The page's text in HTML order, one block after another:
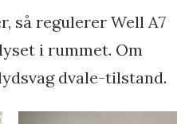
så regulerer Well A7
i rummet. Om
dvale-tilstand.